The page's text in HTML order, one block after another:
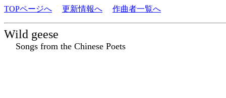
TOPページへ 更新情報へ 作曲者一覧へ
Wild geese
Songs from the Chinese Poets